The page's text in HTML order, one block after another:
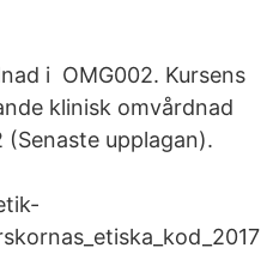
i OMG002. Kursens
klinisk omvårdnad
upplagan).